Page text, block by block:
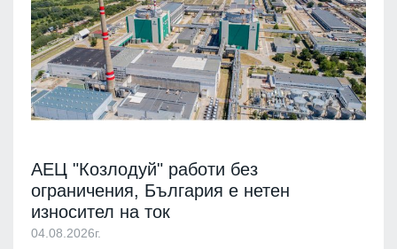
АЕЦ "Козлодуй" работи без
ограничения, България е нетен
износител на ток
04.08.2026г.